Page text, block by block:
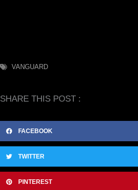
VANGUARD
SHARE THIS POST :
FACEBOOK
TWITTER
PINTEREST